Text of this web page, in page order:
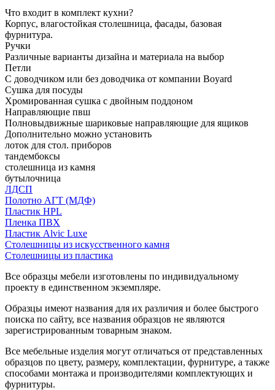
Что входит в комплект кухни?
Корпус, влагостойкая столешница, фасады, базовая
фурнитура.
Ручки
Различные варианты дизайна и материала на выбор
Петли
С доводчиком или без доводчика от компании Boyard
Сушка для посуды
Хромированная сушка с двойным поддоном
Направляющие пвш
Полновыдвижные шариковые направляющие для ящиков
Дополнительно можно установить
лоток для стол. приборов
тандембоксы
столешница из камня
бутылочница
ЛДСП
Полотно АГТ (МДФ)
Пластик HPL
Пленка ПВХ
Пластик Alvic Luxe
Столешницы из искусственного камня
Столешницы из пластика
Все образцы мебели изготовлены по индивидуальному
проекту в единственном экземпляре.
Образцы имеют названия для их различия и более быстрого
поиска по сайту, все названия образцов не являются
зарегистрированным товарным знаком.
Все мебельные изделия могут отличаться от представленных
образцов по цвету, размеру, комплектации, фурнитуре, а также
способами монтажа и производителями комплектующих и
фурнитуры.